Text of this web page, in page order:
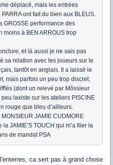
déplacé, mais les entrées
ont fait du bien aux BLEUS.
GROSSE performance des
moins à BEN ARROUS trop
et là aussi je ne sais pas
sa relation avec les joueurs sur le
tantôt en anglais. Il a laissé le
mais parfois un peu trop discret,
(dont un relevé par Môssieur
laxiste sur les ateliers PISCINE
rouge que bleu d’ailleurs.
JAMIE CUDMORE
JAMIE’S TOUCH qui m’a filer la
de mandat PSA
ca sert pas à grand chose